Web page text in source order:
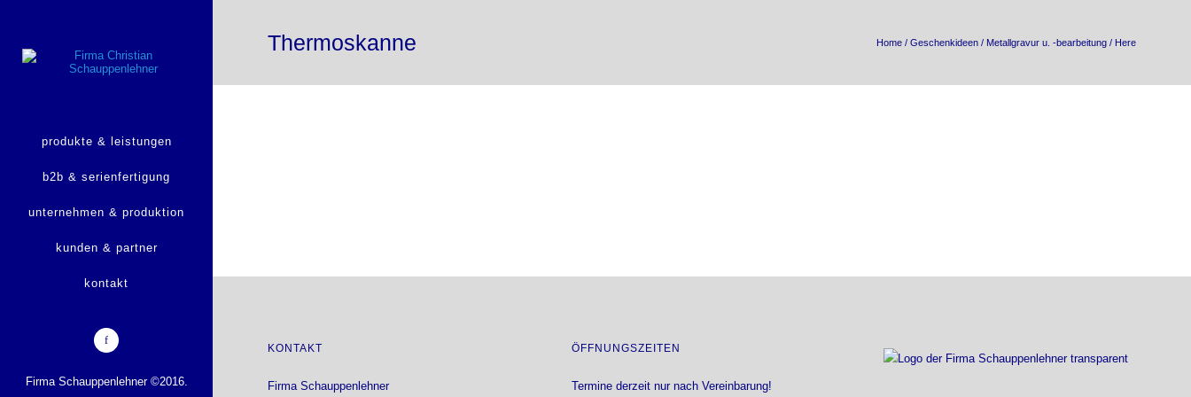
produkte & leistungen
b2b & serienfertigung
unternehmen & produktion
kunden & partner
kontakt
Firma Schauppenlehner ©2016.
Thermoskanne Home / Geschenkideen / Metallgravur u. -bearbeitung / Here
KONTAKT
Firma Schauppenlehner
ÖFFNUNGSZEITEN
Termine derzeit nur nach Vereinbarung!